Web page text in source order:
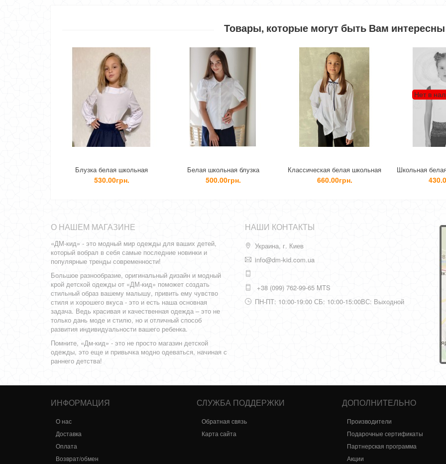
Товары, которые могут быть Вам интересны
Блузка белая школьная Белая школьная блузка
Классическая белая школьная
Школьная белая блузка гольф с
О НАШЕМ МАГАЗИНЕ
«ДМ-кид» - это модный мир одежды для ваших детей,
который вобрал в себя самые последние новинки и
популярные тренды современности!
Большое разнообразие, оригинальный дизайн и модный
крой детской одежды от «ДМ-кид» поможет создать
стильный образ вашему малышу, привить ему чувство
стиля и хорошего вкуса - это и есть наша основная
задача. Ведь красивая и качественная одежда – это не
только дань моде и стилю, но и отличный способ
развития индивидуальности вашего ребенка.
Помните, «Дм-кид» - это не просто магазин детской
одежды, это еще и привычка модно одеваться, начиная с
раннего детства!
НАШИ КОНТАКТЫ
Украина, г. Киев
info@dm-kid.com.ua
+38 (099) 762-99-65 MTS
ПН-ПТ: 10:00-19:00 СБ: 10:00-15:00ВС: Выходной
ИНФОРМАЦИЯ
О нас
Доставка
Оплата
Возврат/обмен
СЛУЖБА ПОДДЕРЖКИ
Обратная связь
Карта сайта
ДОПОЛНИТЕЛЬНО
Производители
Подарочные сертификаты
Партнерская программа
Акции